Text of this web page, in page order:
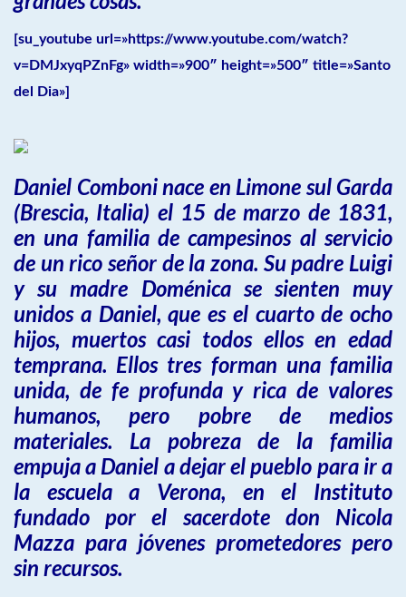
[su_youtube url=»https://www.youtube.com/watch?
v=DMJxyqPZnFg» width=»900″ height=»500″ title=»Santo
del Dia»]
Daniel Comboni nace en Limone sul Garda
(Brescia, Italia) el 15 de marzo de 1831,
en una familia de campesinos al servicio
de un rico señor de la zona. Su padre Luigi
y su madre Doménica se sienten muy
unidos a Daniel, que es el cuarto de ocho
hijos, muertos casi todos ellos en edad
temprana. Ellos tres forman una familia
unida, de fe profunda y rica de valores
humanos, pero pobre de medios
materiales. La pobreza de la familia
empuja a Daniel a dejar el pueblo para ir a
la escuela a Verona, en el Instituto
fundado por el sacerdote don Nicola
Mazza para jóvenes prometedores pero
sin recursos.